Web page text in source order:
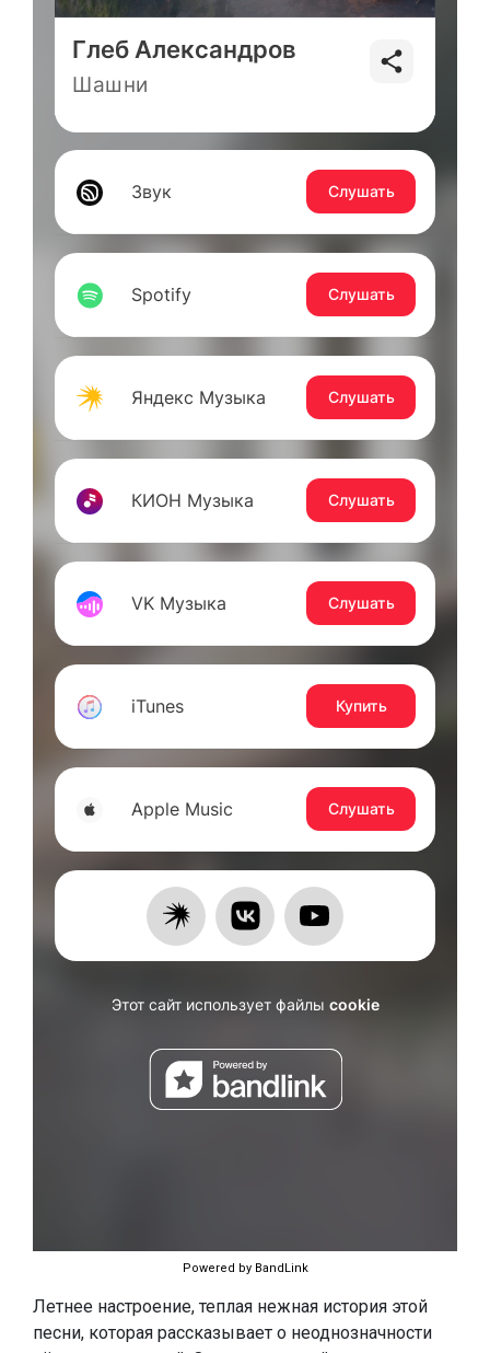
Powered by BandLink
Летнее настроение, теплая нежная история этой
песни, которая рассказывает о неоднозначности